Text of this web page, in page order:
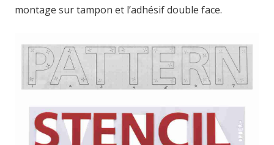
montage sur tampon et l’adhésif double face.